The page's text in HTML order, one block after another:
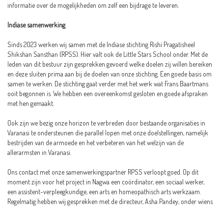
informatie over de mogelijkheden om zelf een bijdrage te leveren.
Indiase samenwerking
Sinds 2023 werken wij samen met de Indiase stichting Rishi Pragatisheel
Shikshan Sansthan (RPSS). Hier valt ook de Little Stars School onder. Met de
leden van dit bestuur zijn gesprekken gevoerd welke doelen zij willen bereiken
en deze sluiten prima aan bij de doelen van onze stichting. Een goede basis om
samen te werken. De stichting gaat verder met het werk wat Frans Baartmans
ooit begonnen is. We hebben een overeenkomst gesloten en goede afspraken
met hen gemaakt.
Ook zijn we bezig onze horizon te verbreden door bestaande organisaties in
Varanasi te ondersteunen die parallel lopen met onze doelstellingen, namelijk
bestrijden van de armoede en het verbeteren van het welzijn van de
allerarmsten in Varanasi.
Ons contact met onze samenwerkingspartner RPSS verloopt goed. Op dit
moment zijn voor het project in Nagwa een coördinator, een sociaal werker,
een assistent-verpleegkundige, een arts en homeopathisch arts werkzaam.
Regelmatig hebben wij gesprekken met de directeur, Asha Pandey, onder wiens